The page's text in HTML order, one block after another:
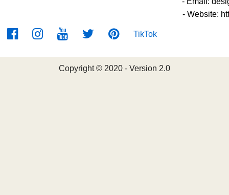
- Website:
TikTok
Copyright © 2020 - Version 2.0